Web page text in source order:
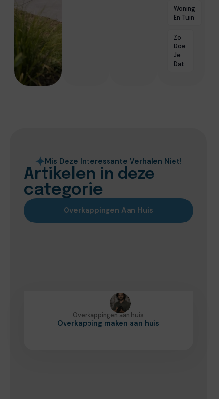
Woning
En Tuin
Zo
Doe
Je
Dat
Mis Deze Interessante Verhalen Niet!
Artikelen in deze
categorie
Overkappingen Aan Huis
Overkappingen aan huis
Overkapping maken aan huis